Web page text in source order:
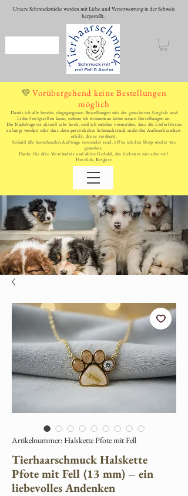
Unsere Schmuckstücke werden mit Liebe und Verantwortung in der Schweiz
hergestellt.
💛 Vorübergehend keine Bestellungen
möglich
Damit ich alle bereits eingegangenen Bestellungen mit der gewohnten Sorgfalt und
Liebe fertigstellen kann, nehme ich momentan keine neuen Bestellungen an.
Die Nachfrage ist aktuell sehr hoch, und ich möchte vermeiden, dass die Lieferfristen
zu lange werden oder dass dein persönliches Schmuckstück nicht die Aufmerksamkeit
erhält, die es verdient.
Sobald alle bestehenden Aufträge versendet sind, öffne ich den Shop wieder wie
gewohnt.
Danke für dein Verständnis und deine Geduld, das bedeutet mir sehr viel.
Herzlich, Brigitte
Artikelnummer: Halskette Pfote mit Fell
Tierhaarschmuck Halskette
Pfote mit Fell (13 mm) – ein
liebevolles Andenken